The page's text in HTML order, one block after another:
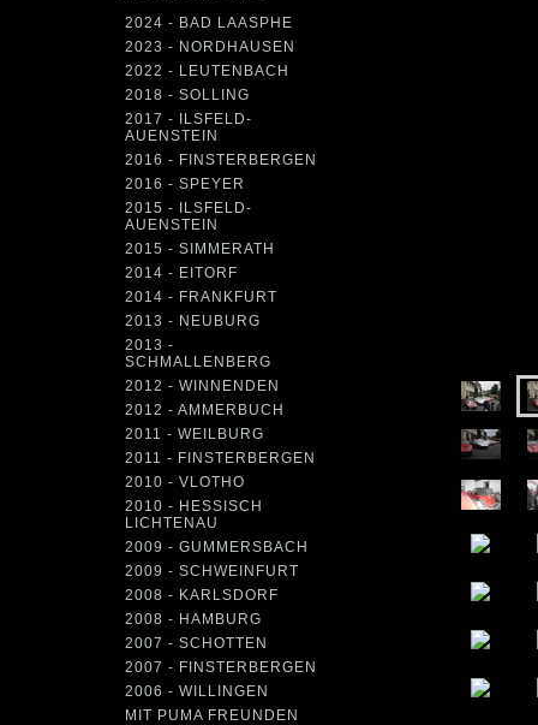
2024 - BAD LAASPHE
2023 - NORDHAUSEN
2022 - LEUTENBACH
2018 - SOLLING
2017 - ILSFELD-
AUENSTEIN
2016 - FINSTERBERGEN
2016 - SPEYER
2015 - ILSFELD-
AUENSTEIN
2015 - SIMMERATH
2014 - EITORF
2014 - FRANKFURT
2013 - NEUBURG
2013 -
SCHMALLENBERG
2012 - WINNENDEN
2012 - AMMERBUCH
2011 - WEILBURG
2011 - FINSTERBERGEN
2010 - VLOTHO
2010 - HESSISCH
LICHTENAU
2009 - GUMMERSBACH
2009 - SCHWEINFURT
2008 - KARLSDORF
2008 - HAMBURG
2007 - SCHOTTEN
2007 - FINSTERBERGEN
2006 - WILLINGEN
MIT PUMA FREUNDEN